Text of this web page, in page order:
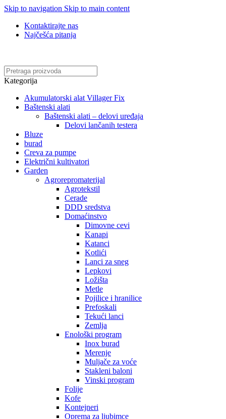
Skip to navigation Skip to main content
Kontaktirajte nas
Najčešća pitanja
Kategorija
Akumulatorski alat Villager Fix
Baštenski alati
Baštenski alati – delovi uređaja
Delovi lančanih testera
Bluze
burad
Creva za pumpe
Električni kultivatori
Garden
Agrorepromaterijal
Agrotekstil
Cerade
DDD sredstva
Domaćinstvo
Dimovne cevi
Kanapi
Katanci
Kotlići
Lanci za sneg
Lepkovi
Ložišta
Metle
Pojilice i hranilice
Prefoskali
Tekući lanci
Zemlja
Enološki program
Inox burad
Merenje
Muljače za voće
Stakleni baloni
Vinski program
Folije
Kofe
Kontejneri
Oprema za ljubimce